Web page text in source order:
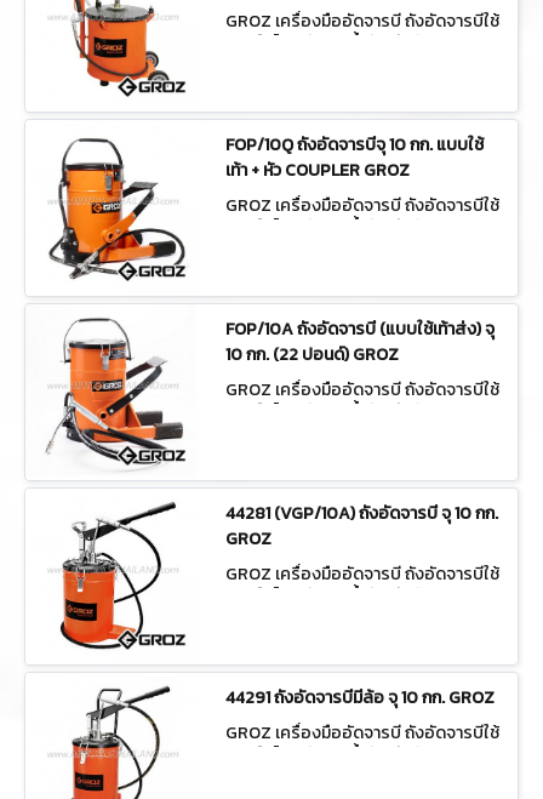
GROZ เครื่องมืออัดจารบี ถังอัดจารบีใช้
ลม/มือโยก ถังเติมน้ำมันเกียร์ BGRP/30
FOP/10Q ถังอัดจารบีจุ 10 กก. แบบใช้
เท้า + หัว COUPLER GROZ
GROZ เครื่องมืออัดจารบี ถังอัดจารบีใช้
ลม/มือโยก ถังเติมน้ำมันเกียร์ FOP/10Q
FOP/10A ถังอัดจารบี (แบบใช้เท้าส่ง) จุ
10 กก. (22 ปอนด์) GROZ
GROZ เครื่องมืออัดจารบี ถังอัดจารบีใช้
ลม/มือโยก ถังเติมน้ำมันเกียร์ FOP/10A
44281 (VGP/10A) ถังอัดจารบี จุ 10 กก.
GROZ
GROZ เครื่องมืออัดจารบี ถังอัดจารบีใช้
ลม/มือโยก ถังเติมน้ำมันเกียร์ 44281
44291 ถังอัดจารบีมีล้อ จุ 10 กก. GROZ
GROZ เครื่องมืออัดจารบี ถังอัดจารบีใช้
ลม/มือโยก ถังเติมน้ำมันเกียร์ 44291